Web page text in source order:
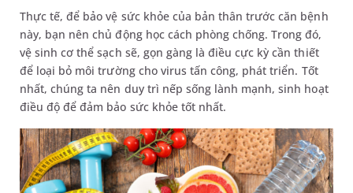
Thực tế, để bảo vệ sức khỏe của bản thân trước căn bệnh
này, bạn nên chủ động học cách phòng chống. Trong đó,
vệ sinh cơ thể sạch sẽ, gọn gàng là điều cực kỳ cần thiết
để loại bỏ môi trường cho virus tấn công, phát triển. Tốt
nhất, chúng ta nên duy trì nếp sống lành mạnh, sinh hoạt
điều độ để đảm bảo sức khỏe tốt nhất.